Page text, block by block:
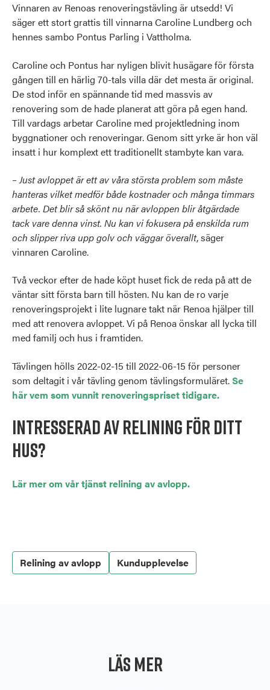
Vinnaren av Renoas renoveringstävling är utsedd! Vi
säger ett stort grattis till vinnarna Caroline Lundberg och
hennes sambo Pontus Parling i Vattholma.
Caroline och Pontus har nyligen blivit husägare för första
gången till en härlig 70-tals villa där det mesta är original.
De stod inför en spännande tid med massvis av
renovering som de hade planerat att göra på egen hand.
Till vardags arbetar Caroline med projektledning inom
byggnationer och renoveringar. Genom sitt yrke är hon väl
insatt i hur komplext ett traditionellt stambyte kan vara.
– Just avloppet är ett av våra största problem som måste
hanteras vilket medför både kostnader och många timmars
arbete. Det blir så skönt nu när avloppen blir åtgärdade
tack vare denna vinst. Nu kan vi fokusera på enskilda rum
och slipper riva upp golv och väggar överallt, säger
vinnaren Caroline.
Två veckor efter de hade köpt huset fick de reda på att de
väntar sitt första barn till hösten. Nu kan de ro varje
renoveringsprojekt i lite lugnare takt när Renoa hjälper till
med att renovera avloppet. Vi på Renoa önskar all lycka till
med familj och hus i framtiden.
Tävlingen hölls 2022-02-15 till 2022-06-15 för personer
som deltagit i vår tävling genom tävlingsformuläret.Se
här vem som vunnit renoveringspriset tidigare.
INTrESSERAD AV RELINING FÖR DITT
HUS?
Lär mer om vår tjänst relining av avlopp.
Relining av avlopp Kundupplevelse
Läs mer